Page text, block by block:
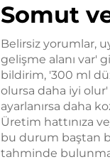
Somut
Belirsiz yorumlar,
gelişme alanı var'
bildirim, '300 ml
olursa daha iyi
ayarlanırsa daha
Üretim hattınıza
bu durum baştan
tahminde